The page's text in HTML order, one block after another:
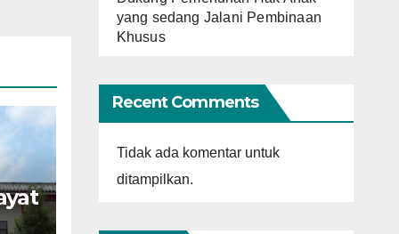
yang sedang Jalani Pembinaan
Khusus
Recent Comments
Tidak ada komentar untuk
ditampilkan.